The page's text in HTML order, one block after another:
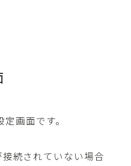
画面です。
続されていない場合